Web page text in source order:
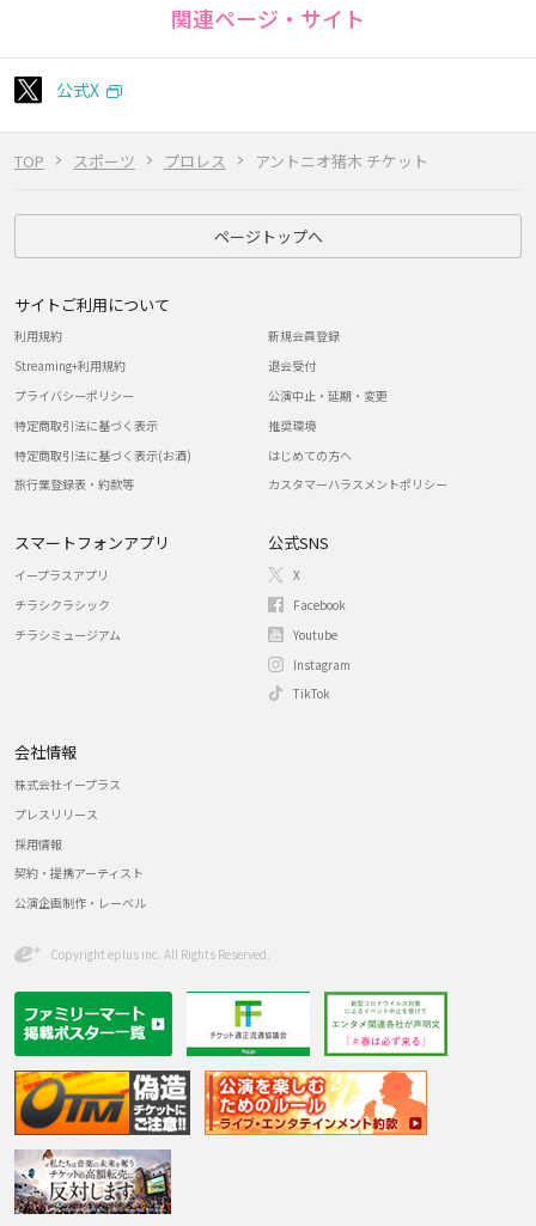
TOP スポーツ プロレス アントニオ猪木 チケット
関連ページ・サイト
公式X
ページトップへ
サイトご利用について
利用規約
Streaming+利用規約
プライバシーポリシー
特定商取引法に基づく表示
特定商取引法に基づく表示(お酒)
旅行業登録表・約款等
新規会員登録
退会受付
公演中止・延期・変更
推奨環境
はじめての方へ
カスタマーハラスメントポリシー
スマートフォンアプリ
イープラスアプリ
チラシクラシック
チラシミュージアム
公式SNS
X
Facebook
Youtube
Instagram
TikTok
会社情報
株式会社イープラス
プレスリリース
採用情報
契約・提携アーティスト
公演企画制作・レーベル
Copyright eplus inc. All Rights Reserved.